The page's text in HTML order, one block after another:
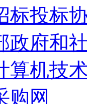
标投标
政府和
算机技
购网